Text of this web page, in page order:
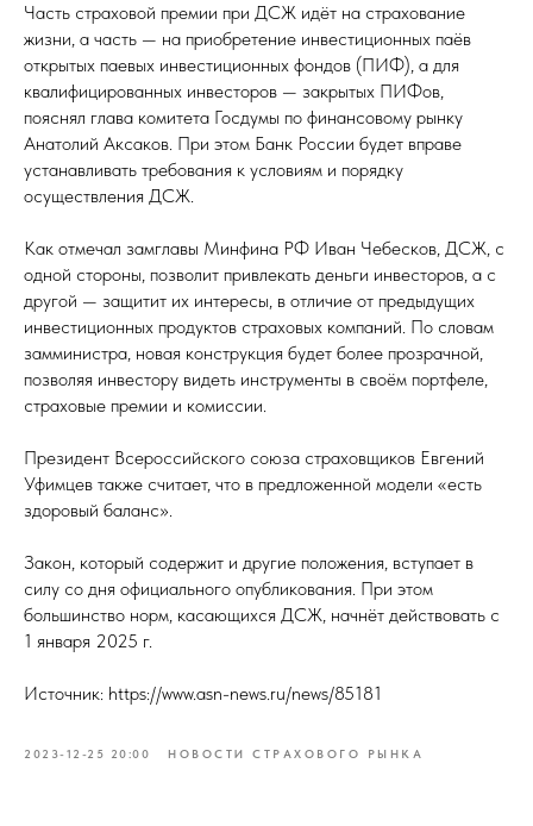
Часть страховой премии при ДСЖ идёт на страхование
жизни, а часть — на приобретение инвестиционных паёв
открытых паевых инвестиционных фондов (ПИФ), а для
квалифицированных инвесторов — закрытых ПИФов,
пояснял глава комитета Госдумы по финансовому рынку
Анатолий Аксаков. При этом Банк России будет вправе
устанавливать требования к условиям и порядку
осуществления ДСЖ.
Как отмечал замглавы Минфина РФ Иван Чебесков, ДСЖ, с
одной стороны, позволит привлекать деньги инвесторов, а с
другой — защитит их интересы, в отличие от предыдущих
инвестиционных продуктов страховых компаний. По словам
замминистра, новая конструкция будет более прозрачной,
позволяя инвестору видеть инструменты в своём портфеле,
страховые премии и комиссии.
Президент Всероссийского союза страховщиков Евгений
Уфимцев также считает, что в предложенной модели «есть
здоровый баланс».
Закон, который содержит и другие положения, вступает в
силу со дня официального опубликования. При этом
большинство норм, касающихся ДСЖ, начнёт действовать с
1 января 2025 г.
Источник: https://www.asn-news.ru/news/85181
2023-12-25 20:00 НОВОСТИ СТРАХОВОГО РЫНКА